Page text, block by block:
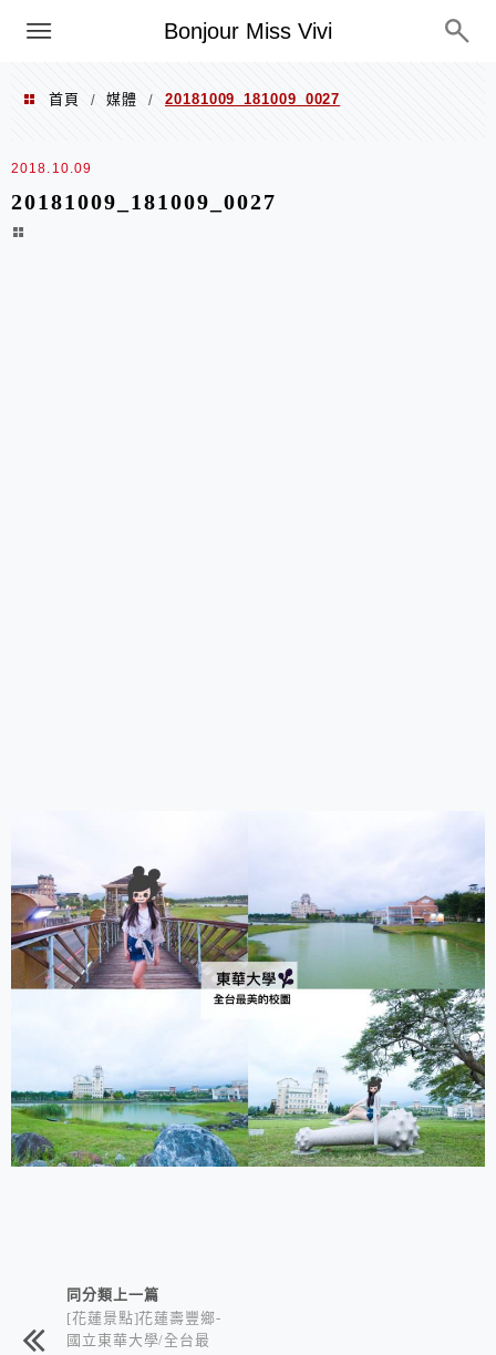
Bonjour Miss Vivi
選單
首頁 / 媒體 / 20181009_181009_0027
2018.10.09
20181009_181009_0027
相連文章同分類上一篇
[花蓮景點]花蓮壽豐鄉-
國立東華大學/全台最